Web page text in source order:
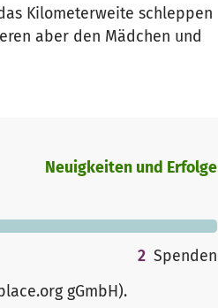
Kilometerweite schleppen
aber den Mädchen und
Neuigkeiten und Erfolge
2 Spenden
gGmbH).